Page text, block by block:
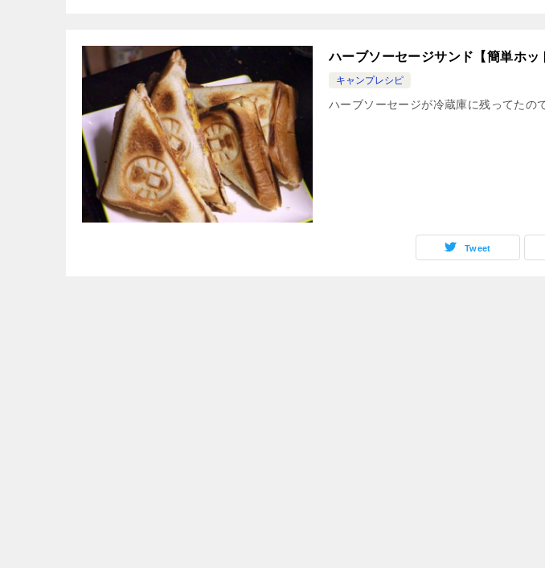
ハーブソーセージサンド【簡単ホッ
キャンプレシピ
ハーブソーセージが冷蔵庫に残ってたの
Tweet